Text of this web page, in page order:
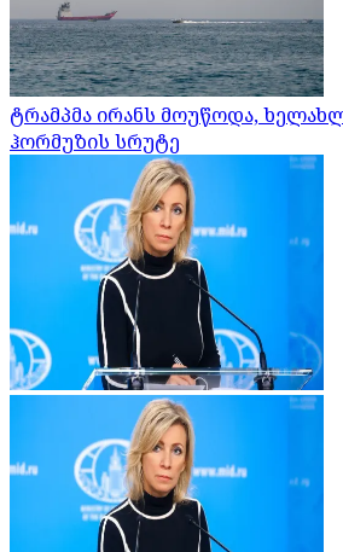
ტრამპმა ირანს მოუწოდა,
ჰორმუზის სრუტე